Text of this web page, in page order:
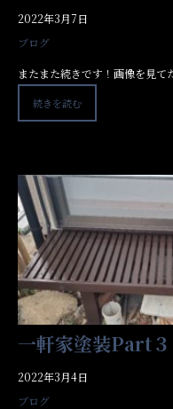
2022年3月7日
ブログ
またまた続きです！画像を見
続きを読む
一軒家塗装Part３
2022年3月4日
ブログ